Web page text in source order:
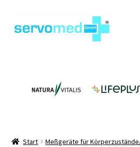
Navigation
Inhalt
Pflegehilfsmittel
Start
Meßgeräte für